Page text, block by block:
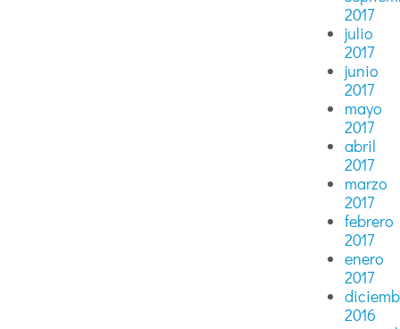
2017
julio
2017
junio
2017
mayo
2017
abril
2017
marzo
2017
febrero
2017
enero
2017
2016